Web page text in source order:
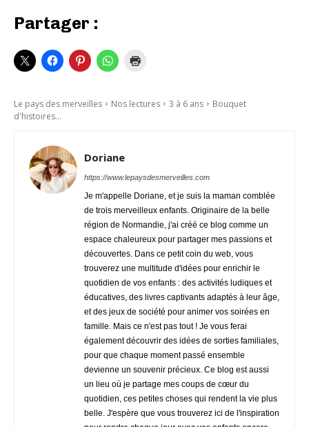
Partager :
Le pays des merveilles Nos lectures 3 à 6 ans
Bouquet
d'histoires...
Doriane
https://www.lepaysdesmerveilles.com
Je m'appelle Doriane, et je suis la maman comblée
de trois merveilleux enfants. Originaire de la belle
région de Normandie, j'ai créé ce blog comme un
espace chaleureux pour partager mes passions et
découvertes. Dans ce petit coin du web, vous
trouverez une multitude d'idées pour enrichir le
quotidien de vos enfants : des activités ludiques et
éducatives, des livres captivants adaptés à leur âge,
et des jeux de société pour animer vos soirées en
famille. Mais ce n'est pas tout ! Je vous ferai
également découvrir des idées de sorties familiales,
pour que chaque moment passé ensemble
devienne un souvenir précieux. Ce blog est aussi
un lieu où je partage mes coups de cœur du
quotidien, ces petites choses qui rendent la vie plus
belle. J'espère que vous trouverez ici de l'inspiration